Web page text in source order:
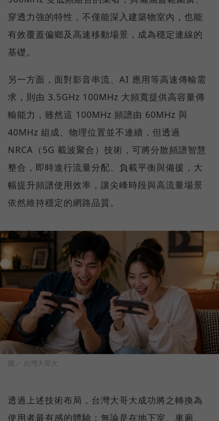
穿透力強的特性，不僅能深入建築物室內，也能
有效覆蓋偏鄉及高速移動場景，成為穩定連線的
基礎。
另一方面，面對影音串流、AI 應用等高速傳輸需
求，則由 3.5GHz 100MHz 大頻寬提供高容量傳
輸能力，雖然這 100MHz 頻譜由 60MHz 與
40MHz 組成、物理位置並不連續，但透過
NRCA（5G 載波聚合）技術，可將分散頻譜智慧
整合，即時進行流量分配、負載平衡與備援，大
幅提升頻譜使用效率，讓尖峰時段與高流量場景
依然維持穩定的網路品質。
圖／ 台灣大哥大
透過上述技術布局，台灣大哥大成功將之轉換為
使用者最有感的體驗：無論是在地下室、車廂、